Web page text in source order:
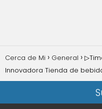
Cerca de Mi General
Innovadora Tienda de